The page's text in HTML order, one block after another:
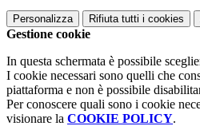
Personalizza Rifiuta tutti i cookies
Gestione cookie
In questa schermata è possibile
I cookie necessari sono quelli che
piattaforma e non è possibile
Per conoscere quali sono i cookie
visionare la COOKIE POLICY.